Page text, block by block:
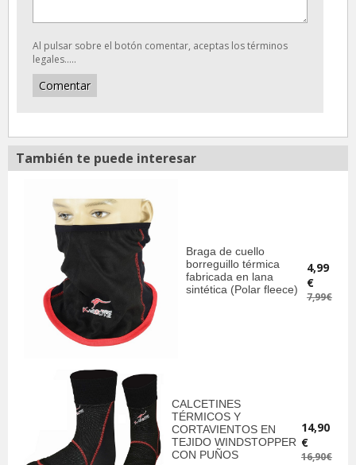
Al pulsar sobre el botón comentar, aceptas los términos
legales.....
También te puede interesar
Braga de cuello
borreguillo térmica
fabricada en lana
sintética (Polar fleece)
4,99
€
7,99€
CALCETINES
TÉRMICOS Y
CORTAVIENTOS EN
TEJIDO WINDSTOPPER
CON PUÑOS
14,90
€
16,90€